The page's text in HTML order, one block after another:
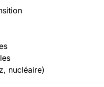
nucléaire)